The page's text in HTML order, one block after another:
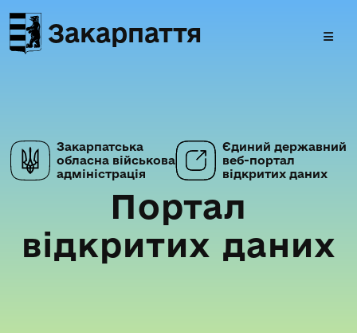
Закарпаття
Закарпатська
обласна військова
адміністрація
Єдиний державний
веб-портал
відкритих даних
Портал
відкритих даних